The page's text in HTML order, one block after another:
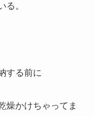
る。
する前に
燥かけちゃってま